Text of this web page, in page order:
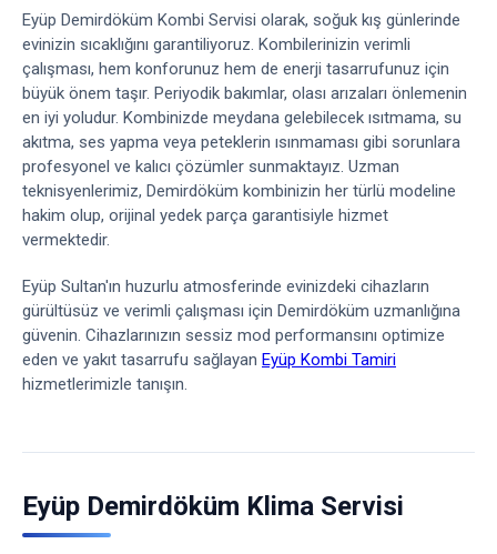
Eyüp Demirdöküm Kombi Servisi olarak, soğuk kış günlerinde
evinizin sıcaklığını garantiliyoruz. Kombilerinizin verimli
çalışması, hem konforunuz hem de enerji tasarrufunuz için
büyük önem taşır. Periyodik bakımlar, olası arızaları önlemenin
en iyi yoludur. Kombinizde meydana gelebilecek ısıtmama, su
akıtma, ses yapma veya peteklerin ısınmaması gibi sorunlara
profesyonel ve kalıcı çözümler sunmaktayız. Uzman
teknisyenlerimiz, Demirdöküm kombinizin her türlü modeline
hakim olup, orijinal yedek parça garantisiyle hizmet
vermektedir.
Eyüp Sultan'ın huzurlu atmosferinde evinizdeki cihazların
gürültüsüz ve verimli çalışması için Demirdöküm uzmanlığına
güvenin. Cihazlarınızın sessiz mod performansını optimize
eden ve yakıt tasarrufu sağlayan Eyüp Kombi Tamiri
hizmetlerimizle tanışın.
Eyüp Demirdöküm Klima Servisi